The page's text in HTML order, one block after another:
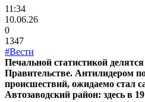
11:34
10.06.26
0
1347
#Вести
Печальной статистикой
Правительстве. Антилидером
происшествий, ожидаемо стал
Автозаводский район: здесь в